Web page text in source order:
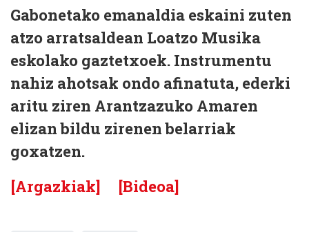
Gabonetako emanaldia eskaini zuten
atzo arratsaldean Loatzo Musika
eskolako gaztetxoek. Instrumentu
nahiz ahotsak ondo afinatuta, ederki
aritu ziren Arantzazuko Amaren
elizan bildu zirenen belarriak
goxatzen.
[Argazkiak] [Bideoa]